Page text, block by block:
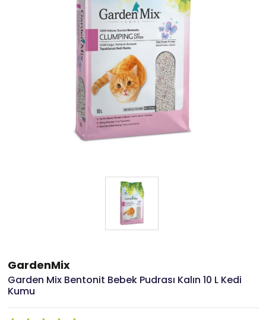
GardenMix
Garden Mix Bentonit Bebek Pudrası Kalın 10 L Kedi
Kumu